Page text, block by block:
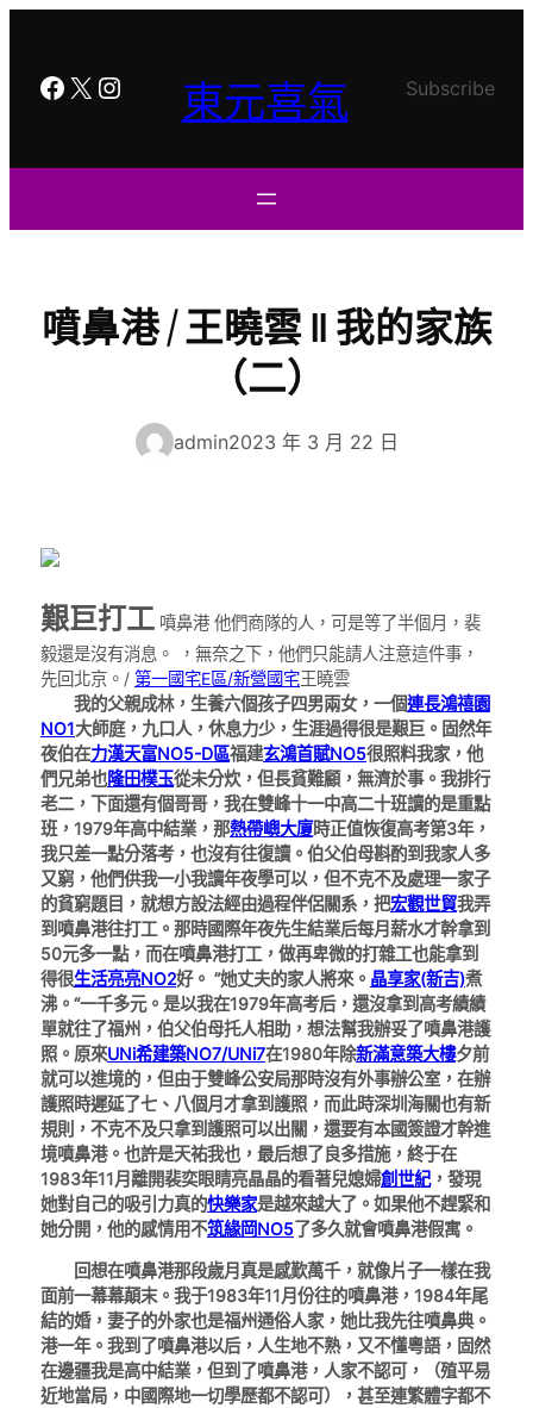
容
Facebook
X Instagram東元喜氣 Subscribe
噴鼻港 / 王曉雲 ‖ 我的家族
（二）
admin2023 年 3 月 22 日
艱巨打工 噴鼻港 他們商隊的人，可是等了半個月，裴
毅還是沒有消息。 ，無奈之下，他們只能請人注意這件事，
先回北京。/ 第一國宅E區/新營國宅王曉雲
我的父親成林，生養六個孩子四男兩女，一個連長鴻禧園
NO1大師庭，九口人，休息力少，生涯過得很是艱巨。固然年
夜伯在力漢天富NO5-D區福建玄鴻首賦NO5很照料我家，他
們兄弟也隆田樸玉從未分炊，但長貧難顧，無濟於事。我排行
老二，下面還有個哥哥，我在雙峰十一中高二十班讀的是重點
班，1979年高中結業，那熱帶嶼大廈時正值恢復高考第3年，
我只差一點分落考，也沒有往復讀。伯父伯母斟酌到我家人多
又窮，他們供我一小我讀年夜學可以，但不克不及處理一家子
的貧窮題目，就想方設法經由過程伴侶關系，把宏觀世貿我弄
到噴鼻港往打工。那時國際年夜先生結業后每月薪水才幹拿到
50元多一點，而在噴鼻港打工，做再卑微的打雜工也能拿到
得很生活亮亮NO2好。 ”她丈夫的家人將來。 晶享家(新吉)煮
沸。“一千多元。是以我在1979年高考后，還沒拿到高考績績
單就往了福州，伯父伯母托人相助，想法幫我辦妥了噴鼻港護
照。原來UNi希建築NO7/UNi7在1980年除新滿意築大樓夕前
就可以進境的，但由于雙峰公安局那時沒有外事辦公室，在辦
護照時遲延了七、八個月才拿到護照，而此時深圳海關也有新
規則，不克不及只拿到護照可以出關，還要有本國簽證才幹進
境噴鼻港。也許是天祐我也，最后想了良多措施，終于在
1983年11月離開裴奕眼睛亮晶晶的看著兒媳婦創世紀，發現
她對自己的吸引力真的快樂家是越來越大了。如果他不趕緊和
她分開，他的感情用不筑緣岡NO5了多久就會噴鼻港假寓。
回想在噴鼻港那段歲月真是感歎萬千，就像片子一樣在我
面前一幕幕顛末。我于1983年11月份往的噴鼻港，1984年尾
結的婚，妻子的外家也是福州通俗人家，她比我先往噴鼻典。
港一年。我到了噴鼻港以后，人生地不熟，又不懂粵語，固然
在邊疆我是高中結業，但到了噴鼻港，人家不認可，（殖平易
近地當局，中國際地一切學歷都不認可），甚至連繁體字都不